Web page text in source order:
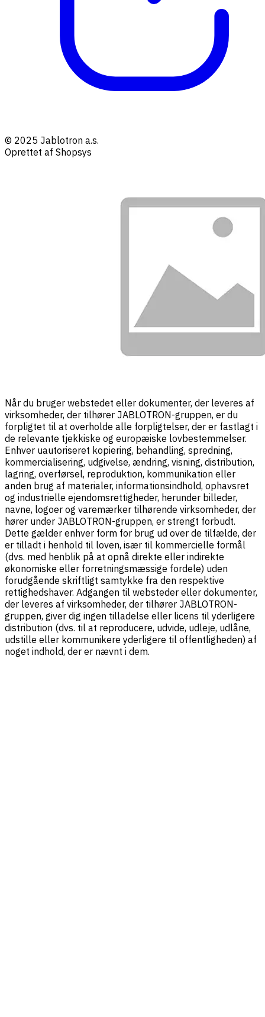
© 2025 Jablotron a.s.
Oprettet af Shopsys
Når du bruger webstedet eller dokumenter, der leveres af
virksomheder, der tilhører JABLOTRON-gruppen, er du
forpligtet til at overholde alle forpligtelser, der er fastlagt i
de relevante tjekkiske og europæiske lovbestemmelser.
Enhver uautoriseret kopiering, behandling, spredning,
kommercialisering, udgivelse, ændring, visning, distribution,
lagring, overførsel, reproduktion, kommunikation eller
anden brug af materialer, informationsindhold, ophavsret
og industrielle ejendomsrettigheder, herunder billeder,
navne, logoer og varemærker tilhørende virksomheder, der
hører under JABLOTRON-gruppen, er strengt forbudt.
Dette gælder enhver form for brug ud over de tilfælde, der
er tilladt i henhold til loven, især til kommercielle formål
(dvs. med henblik på at opnå direkte eller indirekte
økonomiske eller forretningsmæssige fordele) uden
forudgående skriftligt samtykke fra den respektive
rettighedshaver. Adgangen til websteder eller dokumenter,
der leveres af virksomheder, der tilhører JABLOTRON-
gruppen, giver dig ingen tilladelse eller licens til yderligere
distribution (dvs. til at reproducere, udvide, udleje, udlåne,
udstille eller kommunikere yderligere til offentligheden) af
noget indhold, der er nævnt i dem.